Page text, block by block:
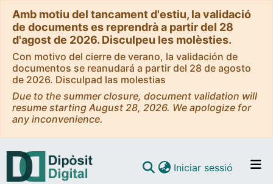
Amb motiu del tancament d'estiu, la validació
de documents es reprendrà a partir del 28
d'agost de 2026. Disculpeu les molèsties.
Con motivo del cierre de verano, la validación de
documentos se reanudará a partir del 28 de agosto
de 2026. Disculpad las molestias
Due to the summer closure, document validation will
resume starting August 28, 2026. We apologize for
any inconvenience.
Iniciar sessió (current)